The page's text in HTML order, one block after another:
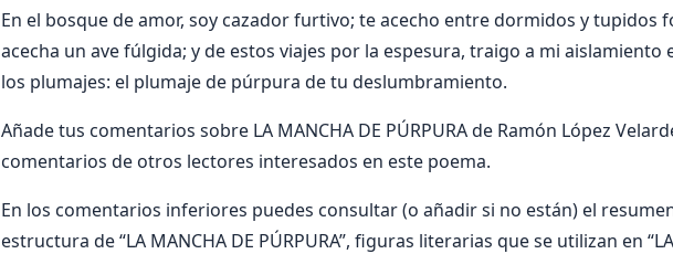
En el bosque de amor, soy cazador furtivo; te acecho entre dormidos y tupidos
acecha un ave fúlgida; y de estos viajes por la espesura, traigo a mi aislamiento
los plumajes: el plumaje de púrpura de tu deslumbramiento.
Añade tus comentarios sobre LA MANCHA DE PÚRPURA de Ramón López
comentarios de otros lectores interesados en este poema.
En los comentarios inferiores puedes consultar (o añadir si no están) el
estructura de “LA MANCHA DE PÚRPURA”, figuras literarias que se utilizan en